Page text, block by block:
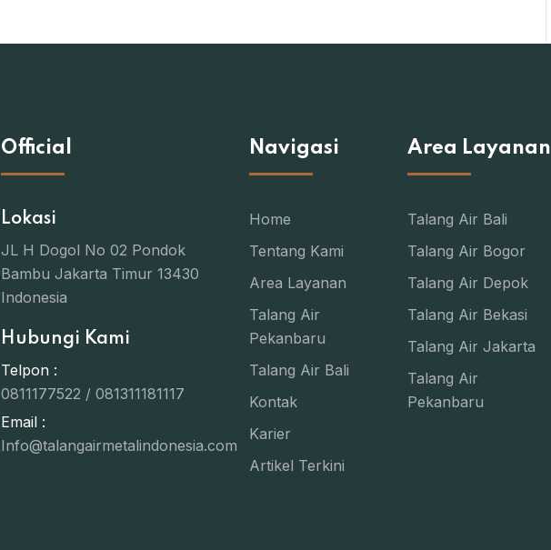
Official
Lokasi
JL H Dogol No 02 Pondok
Bambu Jakarta Timur 13430
Indonesia
Hubungi Kami
Telpon :
0811177522 / 081311181117
Email :
Info@talangairmetalindonesia.com
Navigasi
Home
Tentang Kami
Area Layanan
Talang Air
Pekanbaru
Talang Air Bali
Kontak
Karier
Artikel Terkini
Area Layanan
Talang Air Bali
Talang Air Bogor
Talang Air Depok
Talang Air Bekasi
Talang Air Jakarta
Talang Air
Pekanbaru